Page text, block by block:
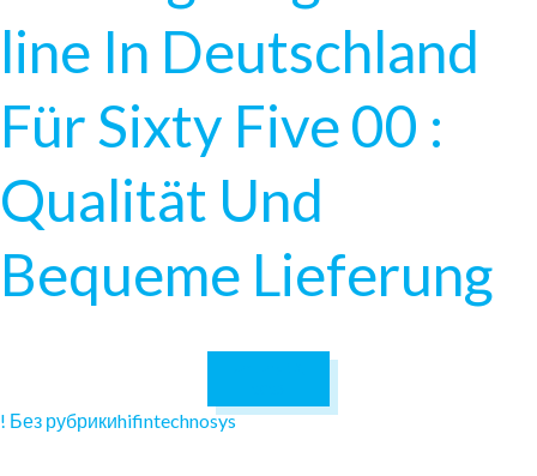
line In Deutschland
Für Sixty Five 00 :
Qualität Und
Bequeme Lieferung
! Без рубрикиhifintechnosys